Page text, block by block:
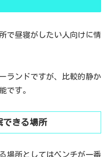
で昼寝がしたい人向けに情
ランドですが、比較的静か
です。
できる場所
場所としてはベンチが一番